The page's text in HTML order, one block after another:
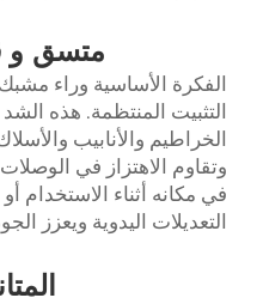
متسق و
الفكرة الأساسية وراء
التثبيت المنتظمة. هذه
الخراطيم والأنابيب
وتقاوم الاهتزاز في
في مكانه أثناء الاستخدام
التعديلات اليدوية ويعزز